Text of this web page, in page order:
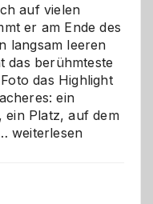
auf vielen
er am Ende des
langsam leeren
das berühmteste
das Highlight
ein
ein Platz, auf dem
Als
weiterlesen